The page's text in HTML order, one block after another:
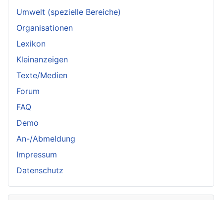
Umwelt (spezielle Bereiche)
Organisationen
Lexikon
Kleinanzeigen
Texte/Medien
Forum
FAQ
Demo
An-/Abmeldung
Impressum
Datenschutz